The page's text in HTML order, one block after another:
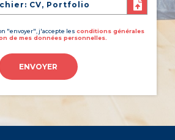
CV, Portfolio
"envoyer", j'accepte les conditions générales
de mes données personnelles.
ENVOYER